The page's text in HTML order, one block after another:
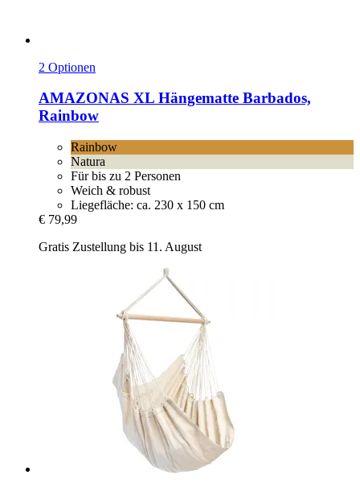
2 Optionen
AMAZONAS XL Hängematte Barbados,
Rainbow
Rainbow
Natura
Für bis zu 2 Personen
Weich & robust
Liegefläche: ca. 230 x 150 cm
€ 79,99
Gratis Zustellung bis 11. August